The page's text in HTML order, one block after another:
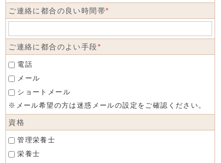
ご連絡に都合の良い時間帯*
ご連絡に都合のよい手段*
電話
メール
ショートメール
※メール希望の方は迷惑メールの設定をご確認ください。
資格
管理栄養士
栄養士